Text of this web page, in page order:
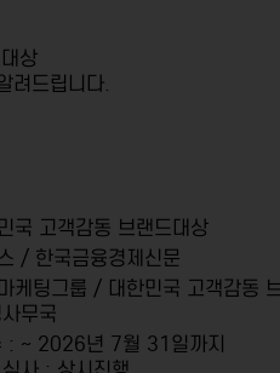
상
려드립니다.
국 고객감동 브랜드대상
/ 한국금융경제신문
케팅그룹 / 대한민국 고객감동
무국
: ~ 2026년 7월 31일까지